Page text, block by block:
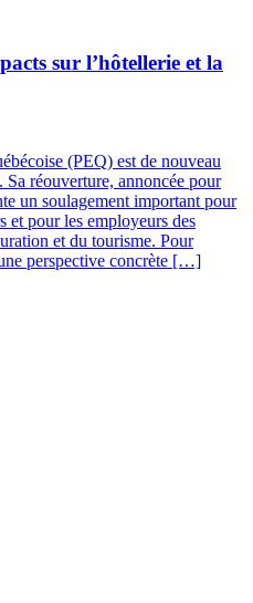
sur l’hôtellerie et la
(PEQ) est de nouveau
réouverture, annoncée pour
un soulagement important pour
et pour les employeurs des
et du tourisme. Pour
perspective concrète […]